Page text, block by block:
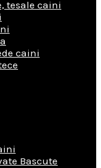
tesale caini
caini
Bascute